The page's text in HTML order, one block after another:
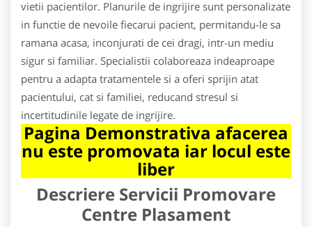
vietii pacientilor. Planurile de ingrijire sunt personalizate
in functie de nevoile fiecarui pacient, permitandu-le sa
ramana acasa, inconjurati de cei dragi, intr-un mediu
sigur si familiar. Specialistii colaboreaza indeaproape
pentru a adapta tratamentele si a oferi sprijin atat
pacientului, cat si familiei, reducand stresul si
incertitudinile legate de ingrijire.
Pagina Demonstrativa afacerea
nu este promovata iar locul este
liber
Descriere Servicii Promovare
Centre Plasament